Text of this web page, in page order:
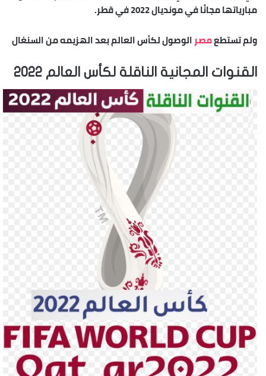
مبارياتها مجانًا في مونديال 2022 في قطر.
ولم تستطعمصرالوصول لكأس العالم بعد الهزيمه من السنغال
القنوات المجانية الناقلة لكأس العالم 2022